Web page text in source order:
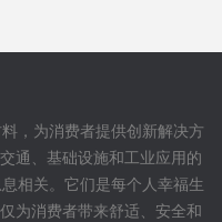
，为消费者提供创新解决方
通、基础设施和工业应用的
相关。它们是每个人幸福生
为消费者带来舒适、安全和